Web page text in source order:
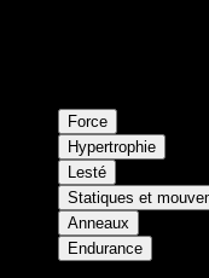
Force
Hypertrophie
Lesté
Statiques et
Anneaux
Endurance